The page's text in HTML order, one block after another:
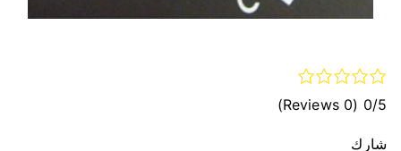
0/5
(0 Reviews)
شارك